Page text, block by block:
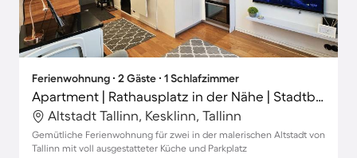
Ferienwohnung ∙ 2 Gäste ∙ 1 Schlafzimmer
Apartment | Rathausplatz in der Nähe | Stadtblick | Perfekt für die Arbeit von Zuhause
Altstadt Tallinn, Kesklinn, Tallinn
Gemütliche Ferienwohnung für zwei in der malerischen Altstadt von
Tallinn mit voll ausgestatteter Küche und Parkplatz